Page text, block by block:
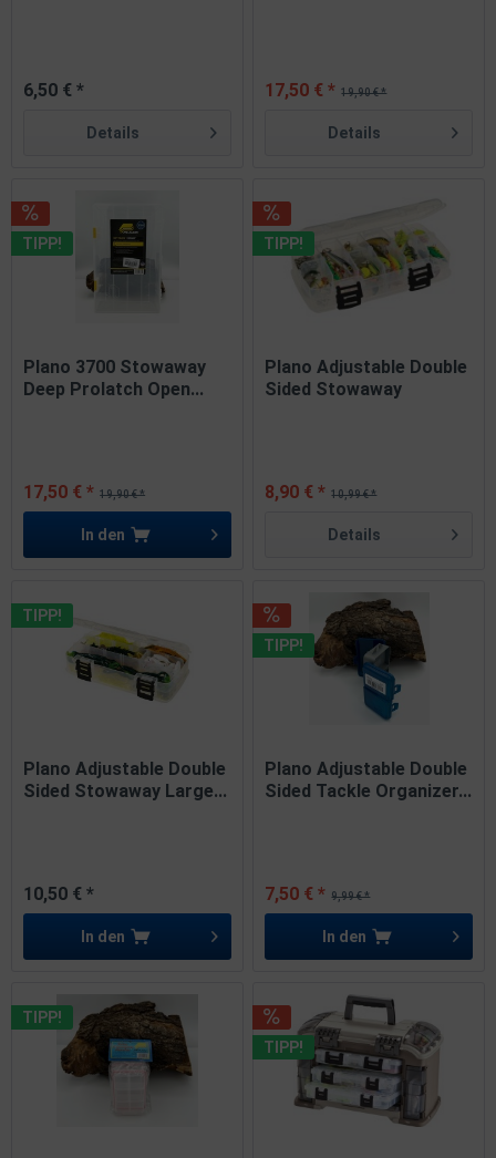
6,50 € *
Details
19,90 € *
17,50 € *
Details
TIPP!
Plano 3700 Stowaway
Deep Prolatch Open...
19,90 € *
17,50 € *
In den
TIPP!
Plano Adjustable Double
Sided Stowaway
10,99 € *
8,90 € *
Details
TIPP!
Plano Adjustable Double
Sided Stowaway Large...
10,50 € *
In den
TIPP!
Plano Adjustable Double
Sided Tackle Organizer...
9,99 € *
7,50 € *
In den
TIPP!
TIPP!